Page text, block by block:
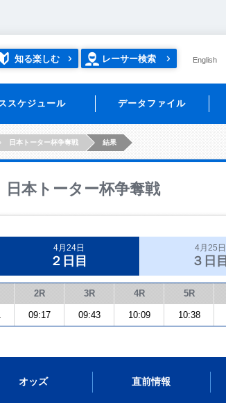
知る楽しむ レーサー検索 English
スケジュール データファイル
日本トーター杯争奪戦 結果
日本トーター杯争奪戦
4月24日
２日目
4月25日
３日目
2R 3R 4R 5R
09:17 09:43 10:09 10:38
オッズ 直前情報